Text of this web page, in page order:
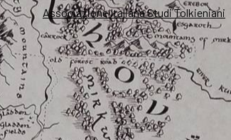
Associazione Italiana Studi Tolkieniani